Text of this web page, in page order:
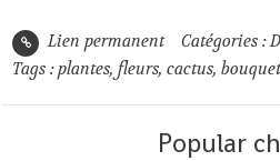
Lien permanent Catégories :
Tags :plantes,fleurs,cactus,
Popular